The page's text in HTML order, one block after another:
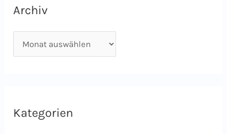
Archiv
r
iKategorien